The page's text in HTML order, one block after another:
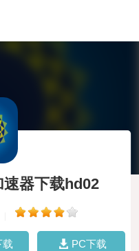
器下载hd02
载 PC下载